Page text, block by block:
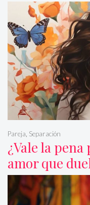
¿Vale la
amor que
Pareja Separación